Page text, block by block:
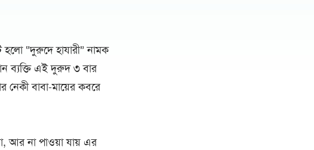
“দুরুদে হাযারী” নামক
ব্যক্তি এই দুরুদ ৩ বার
বাবা-মায়ের কবরে
আর না পাওয়া যায় এর